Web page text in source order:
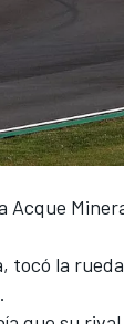
Acque
tocó la